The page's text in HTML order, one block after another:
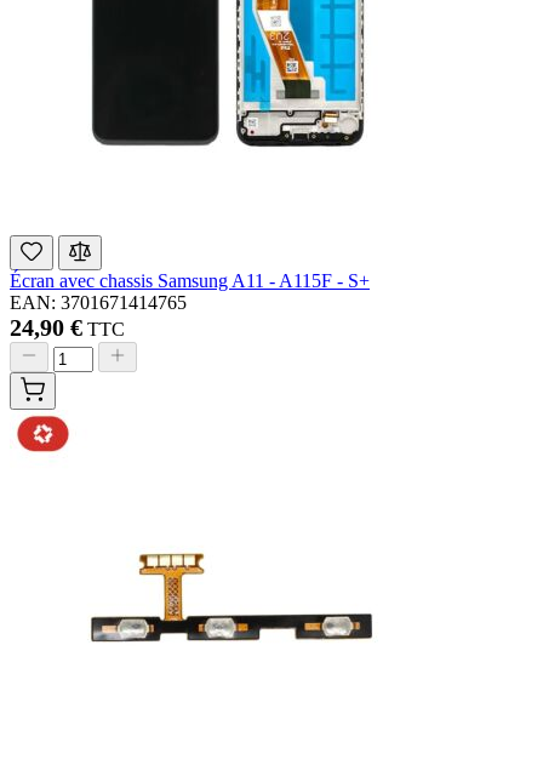
Écran avec chassis Samsung A11 - A115F - S+
EAN: 3701671414765
24,90 € TTC